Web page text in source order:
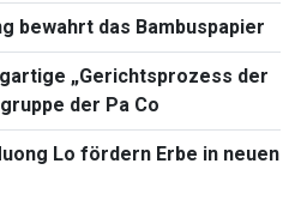
bewahrt das Bambuspapier
„Gerichtsprozess der
der Pa Co
Lo fördern Erbe in neuen